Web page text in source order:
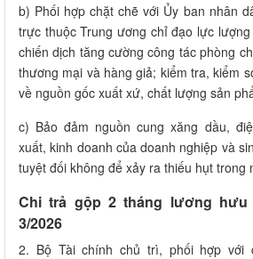
b) Phối hợp chặt chẽ với Ủy ban nhân
trực thuộc Trung ương chỉ đạo lực
chiến dịch tăng cường công tác phòng
thương mại và hàng giả; kiểm tra, kiểm
về nguồn gốc xuất xứ, chất lượng sản
c) Bảo đảm nguồn cung xăng dầu,
xuất, kinh doanh của doanh nghiệp và
tuyệt đối không để xảy ra thiếu hụt trong
Chi trả gộp 2 tháng lương hưu
3/2026
2. Bộ Tài chính chủ trì, phối hợp với